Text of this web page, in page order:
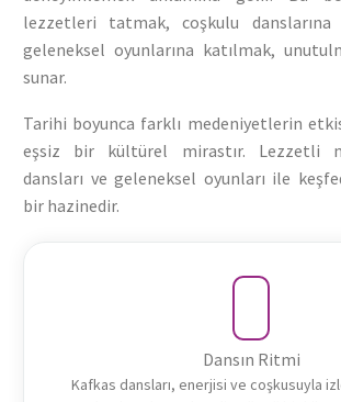
lezzetleri tatmak, coşkulu
geleneksel oyunlarına katılmak,
sunar.
Tarihi boyunca farklı medeniyetlerin
eşsiz bir kültürel mirastır. Lezzetli
dansları ve geleneksel oyunları ile
bir hazinedir.
Dansın Ritmi
Kafkas dansları, enerjisi ve coşkusuyla